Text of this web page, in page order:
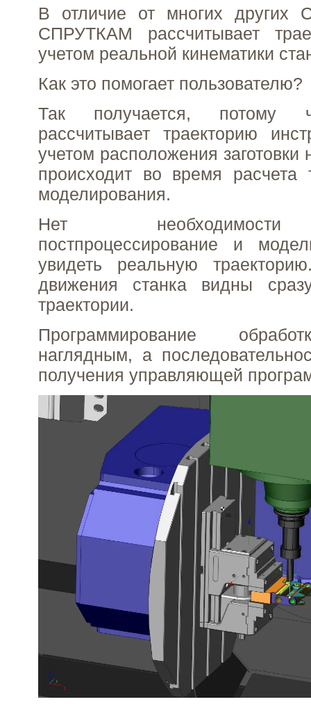
В отличие от многих других
СПРУТКАМ рассчитывает
учетом реальной кинематики
Как это помогает пользователю?
Так получается, потому
рассчитывает траекторию
учетом расположения заготовки
происходит во время расчета
моделирования.
Нет необходимости
постпроцессирование и
увидеть реальную
движения станка видны
траектории.
Программирование
наглядным, а
получения управляющей